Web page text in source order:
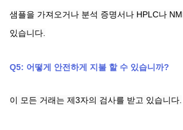
샘플을 가져오거나 분석 증명서나 HPLC나
있습니다.
Q5: 어떻게 안전하게 지불 할 수 있습니까?
이 모든 거래는 제3자의 검사를 받고 있습니다.